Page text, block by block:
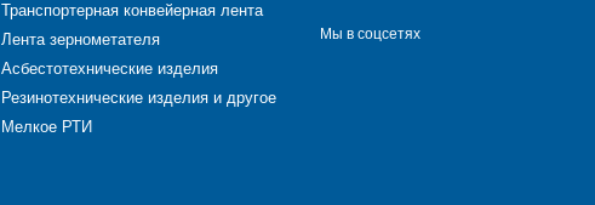
Транспортерная конвейерная лента
Лента зернометателя
Асбестотехнические изделия
Резинотехнические изделия и другое
Мелкое РТИ
Мы в соцсетях